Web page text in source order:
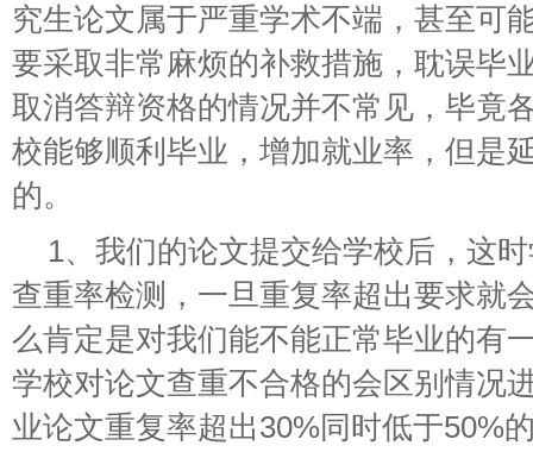
究生论文属于严重学术不端，甚至可
要采取非常麻烦的补救措施，耽误毕
取消答辩资格的情况并不常见，毕竟
校能够顺利毕业，增加就业率，但是
的。
1、我们的论文提交给学校后，这
查重率检测，一旦重复率超出要求就
么肯定是对我们能不能正常毕业的有
学校对论文查重不合格的会区别情况
业论文重复率超出30%同时低于50%